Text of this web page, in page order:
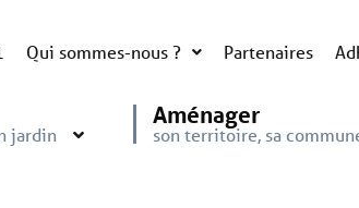
Qui sommes-nous ? Partenaires
jardin
Aménager
son territoire, sa